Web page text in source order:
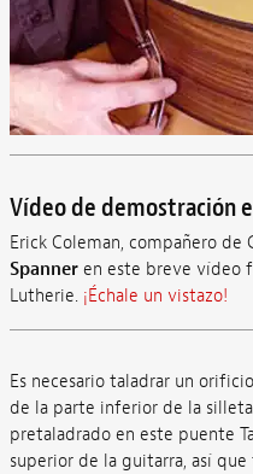
Vídeo de demostración
Erick Coleman, compañero de
Spanneren este breve vídeo
Lutherie. ¡Échale un vistazo!
Es necesario taladrar un
de la parte inferior de la
pretaladrado en este puente
superior de la guitarra, así